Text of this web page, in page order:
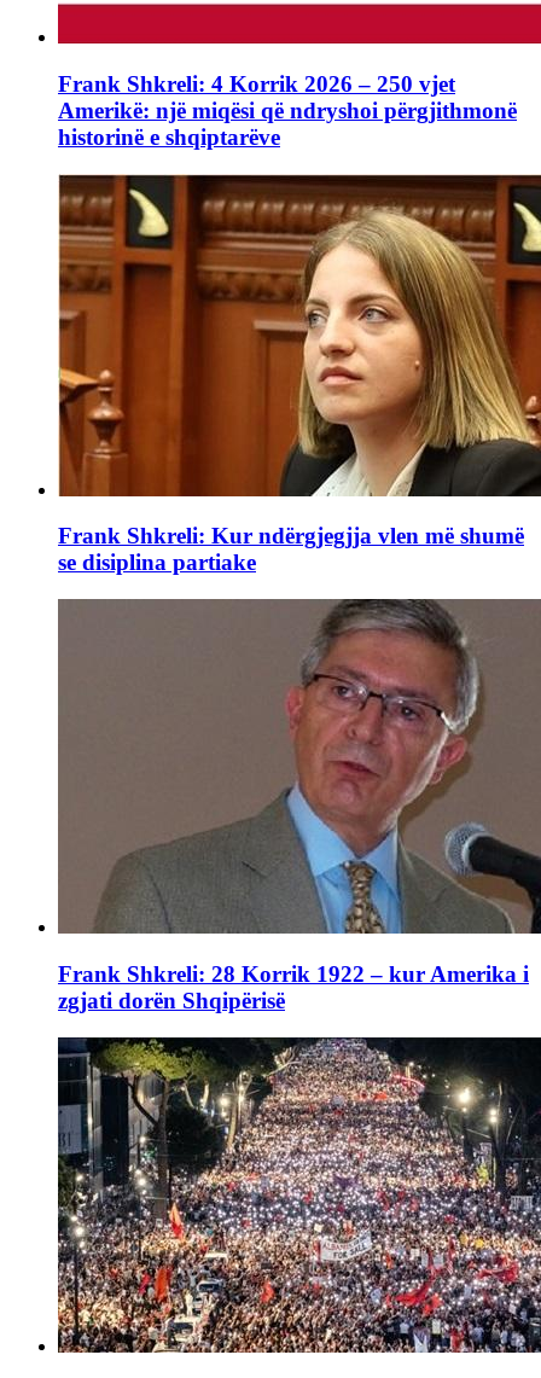
Frank Shkreli: 4 Korrik 2026 – 250 vjet
Amerikë: një miqësi që ndryshoi përgjithmonë
historinë e shqiptarëve
Frank Shkreli: Kur ndërgjegjja vlen më shumë
se disiplina partiake
Frank Shkreli: 28 Korrik 1922 – kur Amerika i
zgjati dorën Shqipërisë